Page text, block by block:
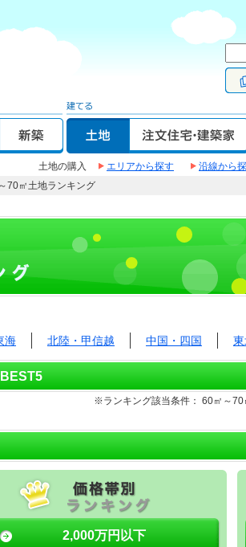
土地の購入 エリアから探す 沿線から
70㎡土地ランキング
海 北陸・甲信越 中国・四国
※ランキング該当条件： 60㎡～70
2,000万円以下